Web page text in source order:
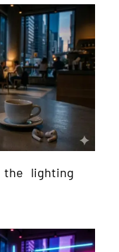
the lighting